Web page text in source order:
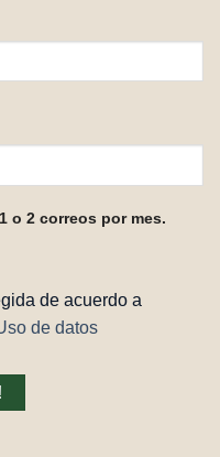
o 2 correos por mes.
de acuerdo a
de datos